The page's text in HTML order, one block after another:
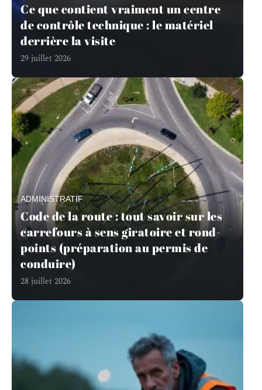
Ce que contient vraiment un centre
de contrôle technique : le matériel
derrière la visite
29 juillet 2026
ADMINISTRATIF
Code de la route : tout savoir sur les
carrefours à sens giratoire et rond-
points (préparation au permis de
conduire)
28 juillet 2026